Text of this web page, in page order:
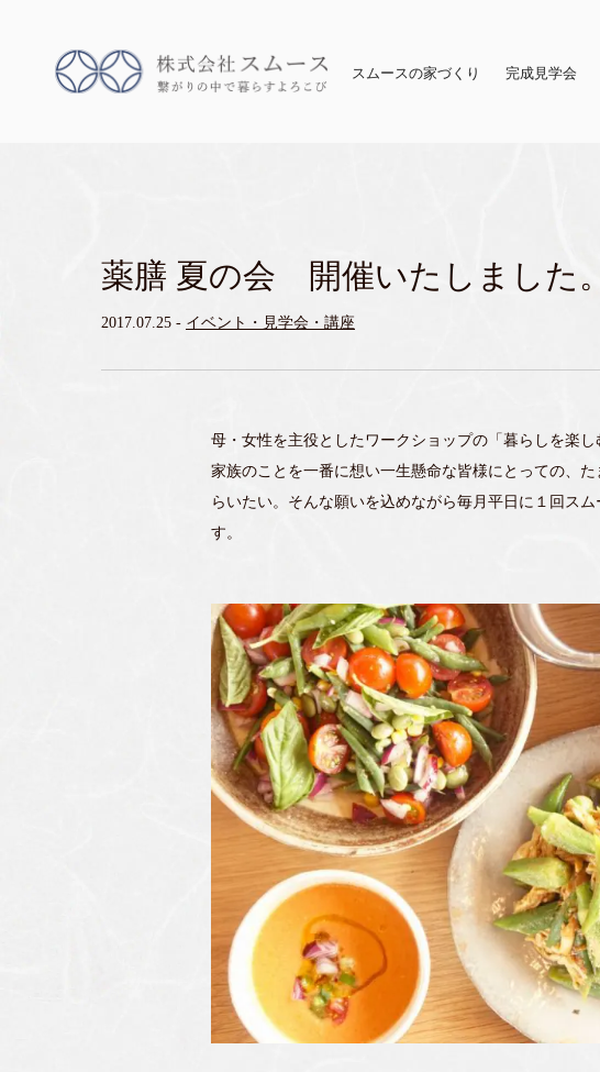
スムースの家づくり 完成見学会
薬膳 夏の会 開催いたしました。
2017.07.25 - イベント・見学会・講座
母・女性を主役としたワークショップの「暮らしを楽
家族のことを一番に想い一生懸命な皆様にとっての、
らいたい。そんな願いを込めながら毎月平日に１回ス
す。